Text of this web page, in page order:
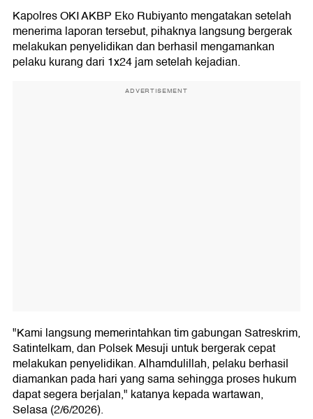
Kapolres OKI AKBP Eko Rubiyanto mengatakan setelah
menerima laporan tersebut, pihaknya langsung bergerak
melakukan penyelidikan dan berhasil mengamankan
pelaku kurang dari 1x24 jam setelah kejadian.
ADVERTISEMENT
"Kami langsung memerintahkan tim gabungan Satreskrim,
Satintelkam, dan Polsek Mesuji untuk bergerak cepat
melakukan penyelidikan. Alhamdulillah, pelaku berhasil
diamankan pada hari yang sama sehingga proses hukum
dapat segera berjalan," katanya kepada wartawan,
Selasa (2/6/2026).